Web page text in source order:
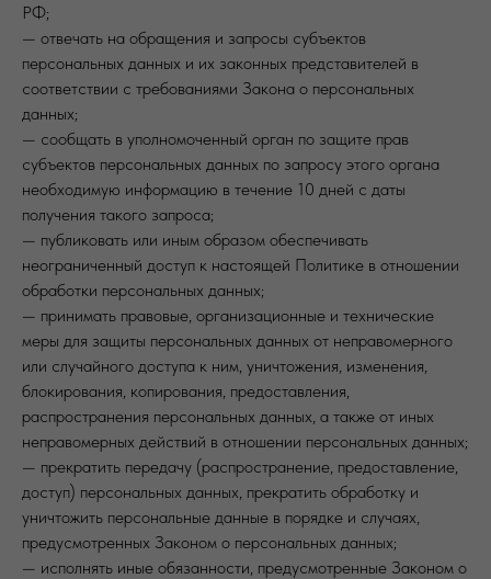
РФ;
— отвечать на обращения и запросы субъектов
персональных данных и их законных представителей в
соответствии с требованиями Закона о персональных
данных;
— сообщать в уполномоченный орган по защите прав
субъектов персональных данных по запросу этого органа
необходимую информацию в течение 10 дней с даты
получения такого запроса;
— публиковать или иным образом обеспечивать
неограниченный доступ к настоящей Политике в отношении
обработки персональных данных;
— принимать правовые, организационные и технические
меры для защиты персональных данных от неправомерного
или случайного доступа к ним, уничтожения, изменения,
блокирования, копирования, предоставления,
распространения персональных данных, а также от иных
неправомерных действий в отношении персональных данных;
— прекратить передачу (распространение, предоставление,
доступ) персональных данных, прекратить обработку и
уничтожить персональные данные в порядке и случаях,
предусмотренных Законом о персональных данных;
— исполнять иные обязанности, предусмотренные Законом о